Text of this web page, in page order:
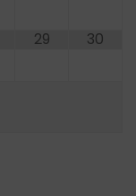
29 30